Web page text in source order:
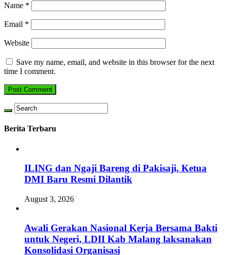
Name *
Email *
Website
Save my name, email, and website in this browser for the next
time I comment.
Berita Terbaru
ILING dan Ngaji Bareng di Pakisaji, Ketua
DMI Baru Resmi Dilantik
August 3, 2026
Awali Gerakan Nasional Kerja Bersama Bakti
untuk Negeri, LDII Kab Malang laksanakan
Konsolidasi Organisasi